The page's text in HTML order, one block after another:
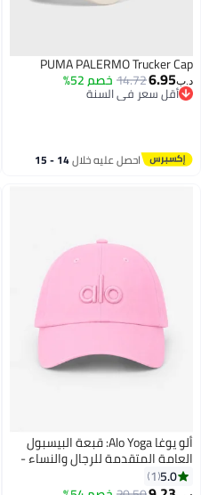
PUMA PALERMO Trucker Cap
د.ب‏6.95
14.72خصم 52%
أقل سعر في السنة
أقل سعر في السنة
احصل عليه خلال 14 - 15
ألو يوغا Alo Yoga: قبعة البيسبول
العامة المتقدمة للرجال والنساء -
قبعة رياضية قابلة للتعديل للرجال
5.0
1